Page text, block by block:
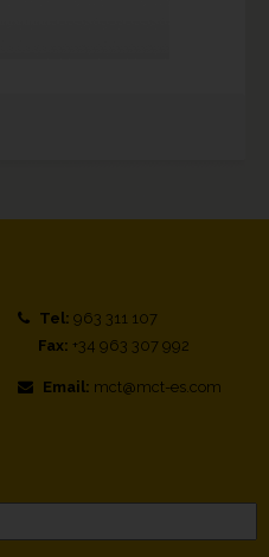
Tel: 963 311 107
Fax: +34 963 307 992
Email: mct@mct-es.com